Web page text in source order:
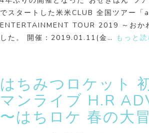
でスタートした米米CLUB 全国ツアー「
ENTERTAINMENT TOUR 2019 ～おか
した。 開催：2019.01.11(金… もっと
はちみつロケット
マンライブ H.R
〜はちロケ 春の大